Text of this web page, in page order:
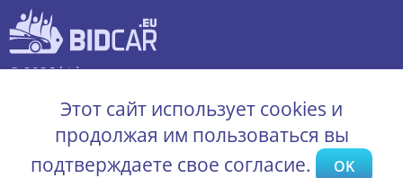
© 2026 bidcar.eu
Этот сайт использует cookies и
продолжая им пользоваться вы
подтверждаете свое согласие.
OK